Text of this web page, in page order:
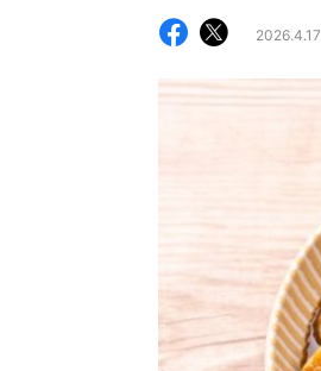
2026.4.17